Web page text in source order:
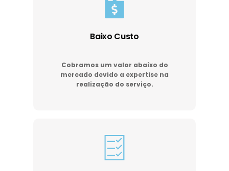
Baixo Custo
Cobramos um valor abaixo do
mercado devido a expertise na
realização do serviço.